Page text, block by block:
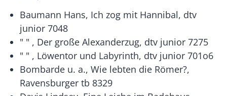
Baumann Hans, Ich zog mit Hannibal, dtv
junior 7048
" " , Der große Alexanderzug, dtv junior 7275
" " , Löwentor und Labyrinth, dtv junior 701o6
Bombarde u. a., Wie lebten die Römer?,
Ravensburger tb 8329